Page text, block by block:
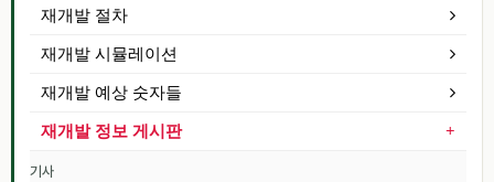
재개발 절차
재개발 시뮬레이션
재개발 예상 숫자들
재개발 정보 게시판
기사